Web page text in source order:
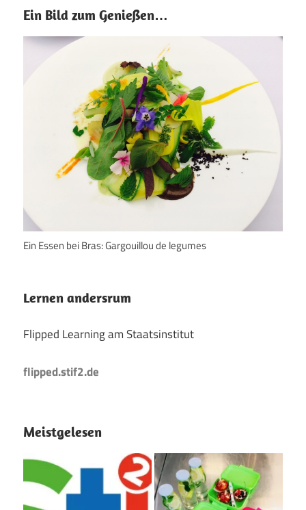
Ein Bild zum Genießen…
Ein Essen bei Bras: Gargouillou de legumes
Lernen andersrum
Flipped Learning am Staatsinstitut
flipped.stif2.de
Meistgelesen